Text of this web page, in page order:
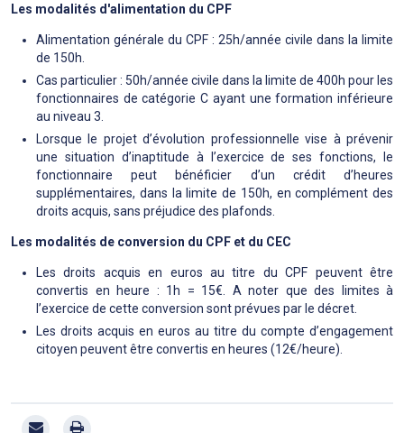
Les modalités d'alimentation du CPF
Alimentation générale du CPF : 25h/année civile dans la limite
de 150h.
Cas particulier : 50h/année civile dans la limite de 400h pour les
fonctionnaires de catégorie C ayant une formation inférieure
au niveau 3.
Lorsque le projet d’évolution professionnelle vise à prévenir
une situation d’inaptitude à l’exercice de ses fonctions, le
fonctionnaire peut bénéficier d’un crédit d’heures
supplémentaires, dans la limite de 150h, en complément des
droits acquis, sans préjudice des plafonds.
Les modalités de conversion du CPF et du CEC
Les droits acquis en euros au titre du CPF peuvent être
convertis en heure : 1h = 15€. A noter que des limites à
l’exercice de cette conversion sont prévues par le décret.
Les droits acquis en euros au titre du compte d’engagement
citoyen peuvent être convertis en heures (12€/heure).